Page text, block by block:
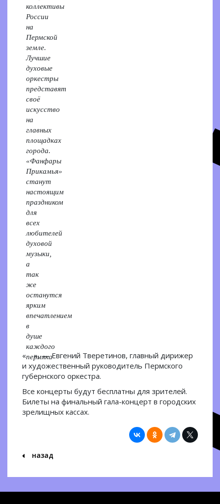
«
коллективы
России
на
Пермской
земле.
Лучшие
духовые
оркестры
представят
своё
искусство
на
главных
площадках
города.
«Фанфары
Прикамья»
станут
настоящим
праздником
для
всех
любителей
духовой
музыки,
а
так
же
останутся
ярким
впечатлением
в
душе
каждого
пермяка
», — Евгений Тверетинов, главный дирижер
и художественный руководитель Пермского
губернского оркестра.
Все концерты будут бесплатны для зрителей.
Билеты на финальный гала-концерт в городских
зрелищных кассах.
назад